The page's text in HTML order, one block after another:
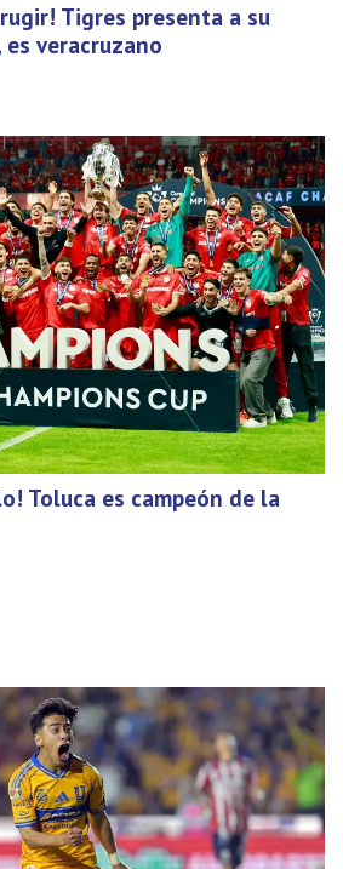
Tigres presenta a su
veracruzano
Toluca es campeón de la